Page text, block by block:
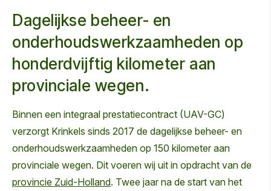
Dagelijkse beheer- en
onderhoudswerkzaamheden op
honderdvijftig kilometer aan
provinciale wegen.
Binnen een integraal prestatiecontract (UAV-GC)
verzorgt Krinkels sinds 2017 de dagelijkse beheer- en
onderhoudswerkzaamheden op 150 kilometer aan
provinciale wegen. Dit voeren wij uit in opdracht van de
provincie Zuid-Holland. Twee jaar na de start van het